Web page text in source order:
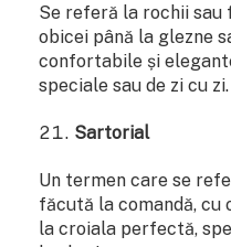
Se referă la rochii sau
obicei până la glezne
confortabile și
speciale sau de zi cu zi.
Sartorial
Un termen care se
făcută la comandă, cu
la croiala perfectă,